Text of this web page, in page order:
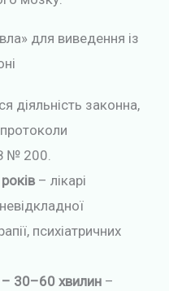
для виведення із
діяльність законна,
№ 200.
– лікарі
психіатричних
30–60 хвилин –